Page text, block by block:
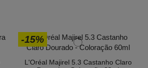
-15%
L'Oréal Majirel 5.3 Castanho Claro